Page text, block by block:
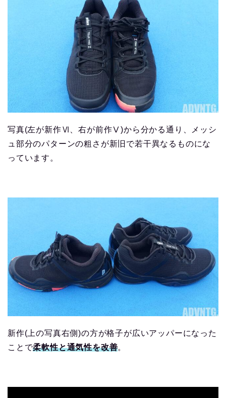
写真(左が新作Ⅵ、右が前作Ⅴ)から分かる通り、メッシ
ュ部分のパターンの粗さが新旧で若干異なるものにな
っています。
新作(上の写真右側)の方が格子が広いアッパーになった
ことで柔軟性と通気性を改善。